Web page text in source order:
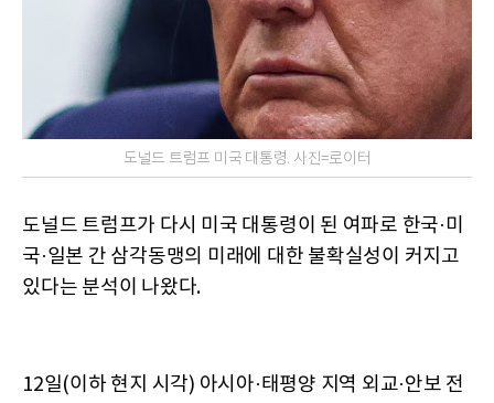
도널드 트럼프 미국 대통령. 사진=로이터
도널드 트럼프가 다시 미국 대통령이 된 여파로 한국·미
국·일본 간 삼각동맹의 미래에 대한 불확실성이 커지고
있다는 분석이 나왔다.
12일(이하 현지 시각) 아시아·태평양 지역 외교·안보 전